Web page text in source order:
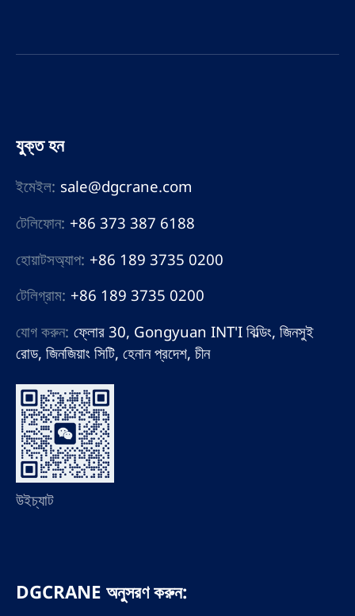
যুক্ত হন
ইমেইল: sale@dgcrane.com
টেলিফোন: +86 373 387 6188
হোয়াটসঅ্যাপ: +86 189 3735 0200
টেলিগ্রাম: +86 189 3735 0200
যোগ করুন: ফ্লোর 30, Gongyuan INT'I বিল্ডিং, জিনসুই
রোড, জিনজিয়াং সিটি, হেনান প্রদেশ, চীন
উইচ্যাট
DGCRANE অনুসরণ করুন: